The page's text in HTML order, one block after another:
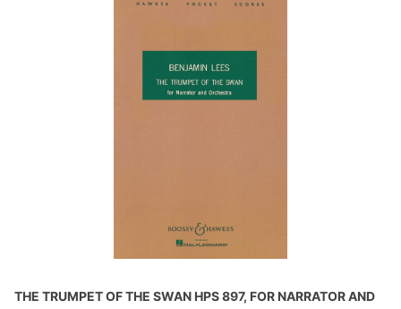
THE TRUMPET OF THE SWAN HPS 897, FOR NARRATOR AND